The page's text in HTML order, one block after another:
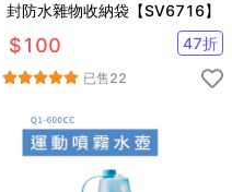
封防水雜物收納袋【SV6716】
$100 47折
已售22